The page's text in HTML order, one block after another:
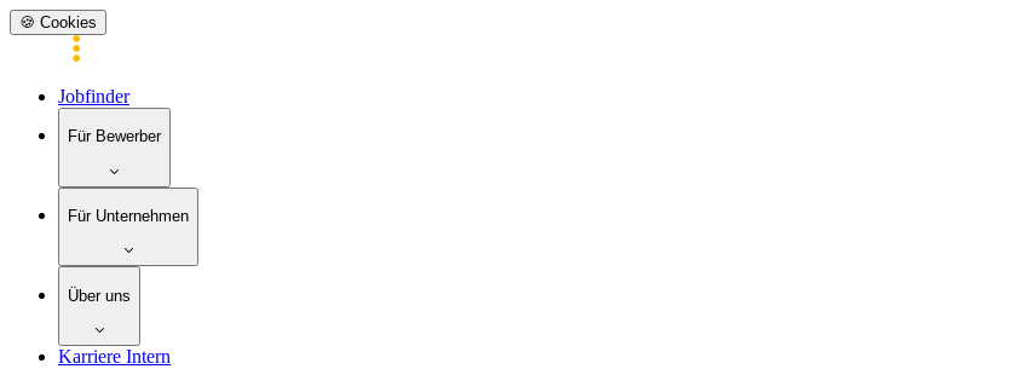
🍪 Cookies
Jobfinder
Für Bewerber
Für Unternehmen
Über uns
Karriere Intern